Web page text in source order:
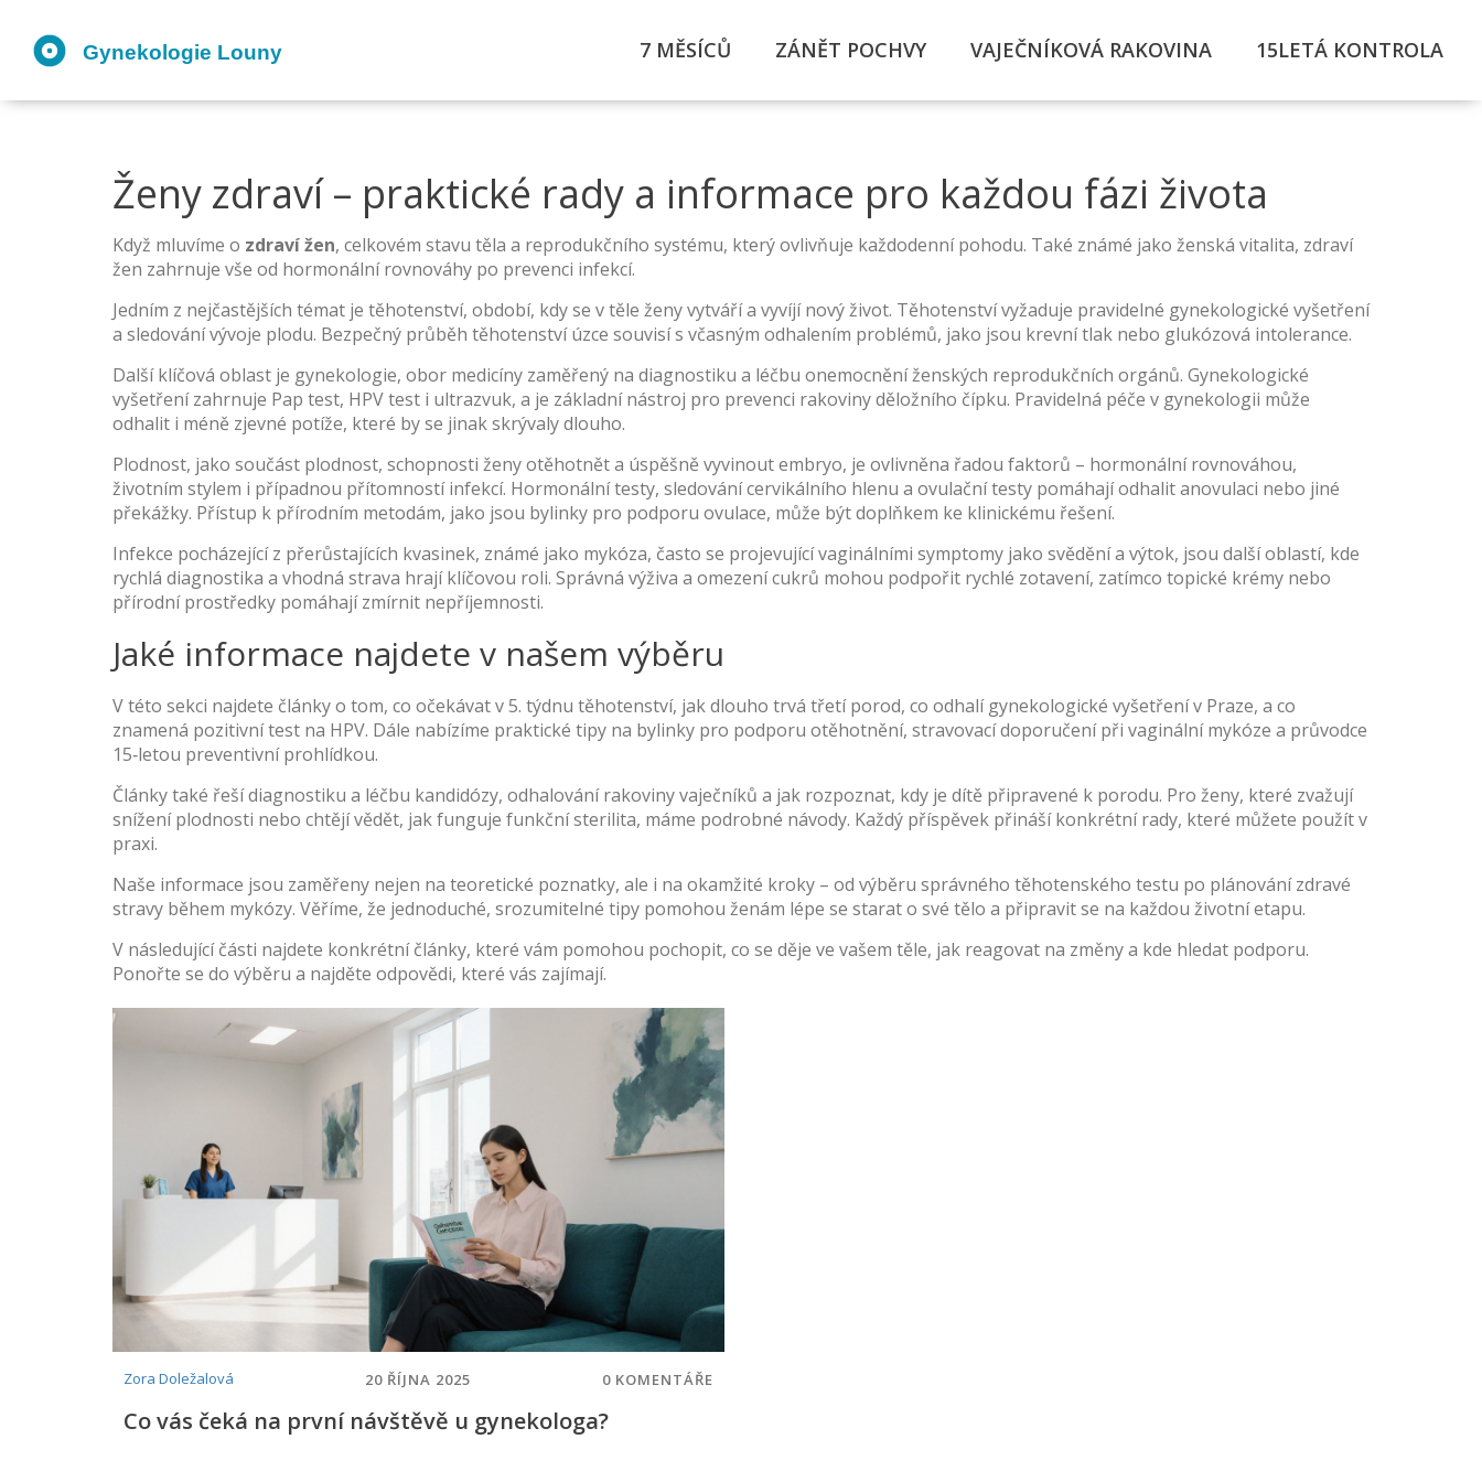
7 MĚSÍCŮ ZÁNĚT POCHVY VAJEČNÍKOVÁ RAKOVINA 15LETÁ KONTROLA
Ženy zdraví – praktické rady a informace pro každou fázi života
Když mluvíme o zdraví žen, celkovém stavu těla a reprodukčního systému, který ovlivňuje každodenní pohodu. Také známé jako ženská vitalita, zdraví
žen zahrnuje vše od hormonální rovnováhy po prevenci infekcí.
Jedním z nejčastějších témat je těhotenství, období, kdy se v těle ženy vytváří a vyvíjí nový život. Těhotenství vyžaduje pravidelné gynekologické vyšetření
a sledování vývoje plodu. Bezpečný průběh těhotenství úzce souvisí s včasným odhalením problémů, jako jsou krevní tlak nebo glukózová intolerance.
Další klíčová oblast je gynekologie, obor medicíny zaměřený na diagnostiku a léčbu onemocnění ženských reprodukčních orgánů. Gynekologické
vyšetření zahrnuje Pap test, HPV test i ultrazvuk, a je základní nástroj pro prevenci rakoviny děložního čípku. Pravidelná péče v gynekologii může
odhalit i méně zjevné potíže, které by se jinak skrývaly dlouho.
Plodnost, jako součást plodnost, schopnosti ženy otěhotnět a úspěšně vyvinout embryo, je ovlivněna řadou faktorů – hormonální rovnováhou,
životním stylem i případnou přítomností infekcí. Hormonální testy, sledování cervikálního hlenu a ovulační testy pomáhají odhalit anovulaci nebo jiné
překážky. Přístup k přírodním metodám, jako jsou bylinky pro podporu ovulace, může být doplňkem ke klinickému řešení.
Infekce pocházející z přerůstajících kvasinek, známé jako mykóza, často se projevující vaginálními symptomy jako svědění a výtok, jsou další oblastí, kde
rychlá diagnostika a vhodná strava hrají klíčovou roli. Správná výživa a omezení cukrů mohou podpořit rychlé zotavení, zatímco topické krémy nebo
přírodní prostředky pomáhají zmírnit nepříjemnosti.
Jaké informace najdete v našem výběru
V této sekci najdete články o tom, co očekávat v 5. týdnu těhotenství, jak dlouho trvá třetí porod, co odhalí gynekologické vyšetření v Praze, a co
znamená pozitivní test na HPV. Dále nabízíme praktické tipy na bylinky pro podporu otěhotnění, stravovací doporučení při vaginální mykóze a průvodce
15‑letou preventivní prohlídkou.
Články také řeší diagnostiku a léčbu kandidózy, odhalování rakoviny vaječníků a jak rozpoznat, kdy je dítě připravené k porodu. Pro ženy, které zvažují
snížení plodnosti nebo chtějí vědět, jak funguje funkční sterilita, máme podrobné návody. Každý příspěvek přináší konkrétní rady, které můžete použít v
praxi.
Naše informace jsou zaměřeny nejen na teoretické poznatky, ale i na okamžité kroky – od výběru správného těhotenského testu po plánování zdravé
stravy během mykózy. Věříme, že jednoduché, srozumitelné tipy pomohou ženám lépe se starat o své tělo a připravit se na každou životní etapu.
V následující části najdete konkrétní články, které vám pomohou pochopit, co se děje ve vašem těle, jak reagovat na změny a kde hledat podporu.
Ponořte se do výběru a najděte odpovědi, které vás zajímají.
Zora Doležalová 20 ŘÍJNA 2025 0 KOMENTÁŘE
Co vás čeká na první návštěvě u gynekologa?